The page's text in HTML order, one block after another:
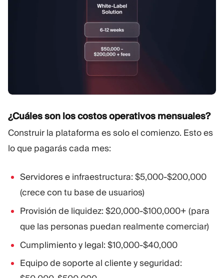
¿Cuáles son los costos operativos mensuales?
Construir la plataforma es solo el comienzo. Esto es
lo que pagarás cada mes:
Servidores e infraestructura: $5,000-$200,000
(crece con tu base de usuarios)
Provisión de liquidez: $20,000-$100,000+ (para
que las personas puedan realmente comerciar)
Cumplimiento y legal: $10,000-$40,000
Equipo de soporte al cliente y seguridad: